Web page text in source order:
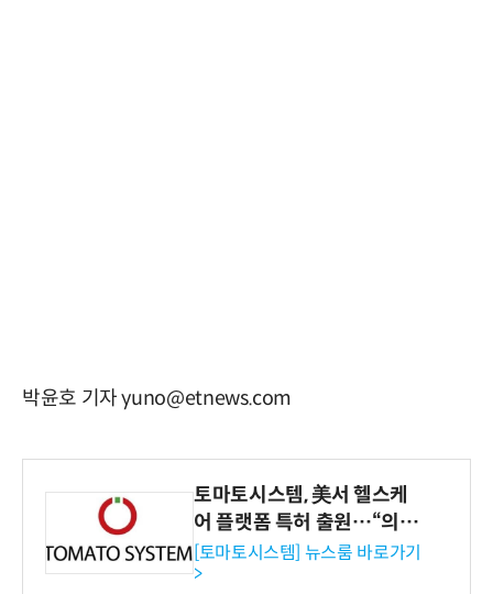
박윤호 기자 yuno@etnews.com
토마토시스템, 美서 헬스케
어 플랫폼 특허 출원…“의료
기관·보험사 공략”
[토마토시스템] 뉴스룸 바로가기
>